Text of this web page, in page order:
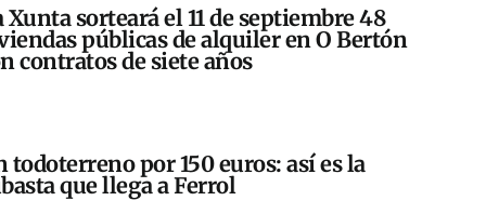
Xunta sorteará el 11 de septiembre 48
públicas de alquiler en O Bertón
contratos de siete años
todoterreno por 150 euros: así es la
que llega a Ferrol